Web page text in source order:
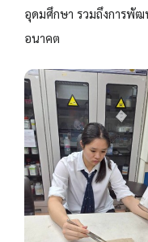
อุดมศึกษา รวมถึงการพัฒ
อนาคต